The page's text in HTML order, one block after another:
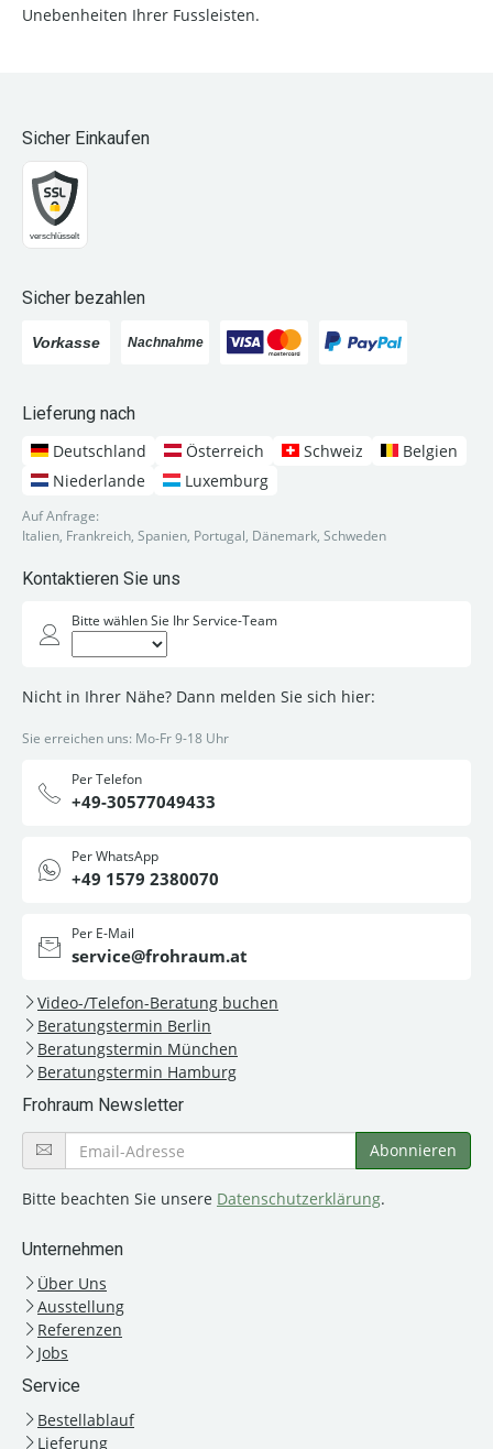
Unebenheiten Ihrer Fussleisten.
Sicher Einkaufen
Sicher bezahlen
Lieferung nach
Deutschland
Österreich Schweiz
Belgien
Niederlande
Luxemburg
Auf Anfrage:
Italien, Frankreich, Spanien, Portugal, Dänemark, Schweden
Kontaktieren Sie uns
Bitte wählen Sie Ihr Service-Team
Nicht in Ihrer Nähe? Dann melden Sie sich hier:
Sie erreichen uns: Mo-Fr 9-18 Uhr
Per Telefon
+49-30577049433
Per WhatsApp
+49 1579 2380070
Per E-Mail
service@frohraum.at
Video-/Telefon-Beratung buchen
Beratungstermin Berlin
Beratungstermin München
Beratungstermin Hamburg
Frohraum Newsletter
Bitte beachten Sie unsere Datenschutzerklärung.
Unternehmen
Über Uns
Ausstellung
Referenzen
Jobs
Service
Bestellablauf
Lieferung